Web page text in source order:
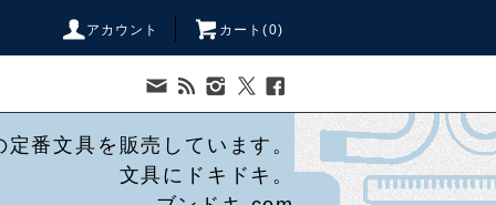
アカウント カート(0)
番文具を販売しています。
文具にドキドキ。